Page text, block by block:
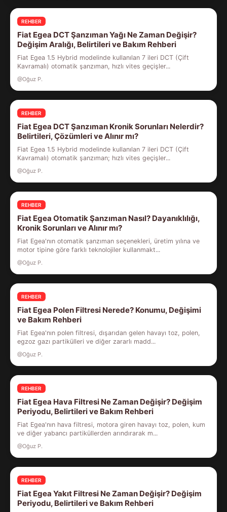
REHBER
Fiat Egea DCT Şanzıman Yağı Ne Zaman Değişir?
Değişim Aralığı, Belirtileri ve Bakım Rehberi
Fiat Egea 1.5 Hybrid modelinde kullanılan 7 ileri DCT (Çift
Kavramalı) otomatik şanzıman, hızlı vites geçişler...
@Oğuz P.
REHBER
Fiat Egea DCT Şanzıman Kronik Sorunları Nelerdir?
Belirtileri, Çözümleri ve Alınır mı?
Fiat Egea 1.5 Hybrid modelinde kullanılan 7 ileri DCT (Çift
Kavramalı) otomatik şanzıman; hızlı vites geçişler...
@Oğuz P.
REHBER
Fiat Egea Otomatik Şanzıman Nasıl? Dayanıklılığı,
Kronik Sorunları ve Alınır mı?
Fiat Egea'nın otomatik şanzıman seçenekleri, üretim yılına ve
motor tipine göre farklı teknolojiler kullanmakt...
@Oğuz P.
REHBER
Fiat Egea Polen Filtresi Nerede? Konumu, Değişimi
ve Bakım Rehberi
Fiat Egea'nın polen filtresi, dışarıdan gelen havayı toz, polen,
egzoz gazı partikülleri ve diğer zararlı madd...
@Oğuz P.
REHBER
Fiat Egea Hava Filtresi Ne Zaman Değişir? Değişim
Periyodu, Belirtileri ve Bakım Rehberi
Fiat Egea'nın hava filtresi, motora giren havayı toz, polen, kum
ve diğer yabancı partiküllerden arındırarak m...
@Oğuz P.
REHBER
Fiat Egea Yakıt Filtresi Ne Zaman Değişir? Değişim
Periyodu, Belirtileri ve Bakım Rehberi